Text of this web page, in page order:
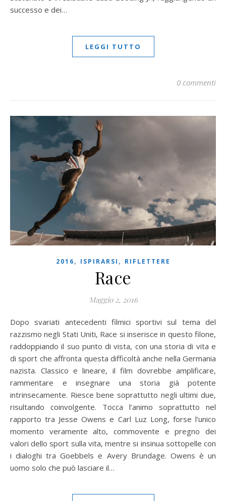
successo e dei…
LEGGI TUTTO
0 commenti
2016, ISPIRARSI , RIFLETTERE
Race
Maggio 2, 2016
Dopo svariati antecedenti filmici sportivi sul tema del
razzismo negli Stati Uniti, Race si inserisce in questo filone,
raddoppiando il suo punto di vista, con una storia di vita e
di sport che affronta questa difficoltà anche nella Germania
nazista. Classico e lineare, il film dovrebbe amplificare,
rammentare e insegnare una storia già potente
intrinsecamente. Riesce bene soprattutto negli ultimi due,
risultando coinvolgente. Tocca l’animo soprattutto nel
rapporto tra Jesse Owens e Carl Luz Long, forse l’unico
momento veramente alto, commovente e pregno dei
valori dello sport sulla vita, mentre si insinua sottopelle con
i dialoghi tra Goebbels e Avery Brundage. Owens è un
uomo solo che può lasciare il…